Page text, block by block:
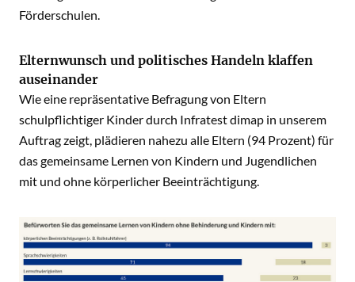
Förderschulen.
Elternwunsch und politisches Handeln klaffen
auseinander
Wie eine repräsentative Befragung von Eltern
schulpflichtiger Kinder durch Infratest dimap in unserem
Auftrag zeigt, plädieren nahezu alle Eltern (94 Prozent) für
das gemeinsame Lernen von Kindern und Jugendlichen
mit und ohne körperlicher Beeinträchtigung.